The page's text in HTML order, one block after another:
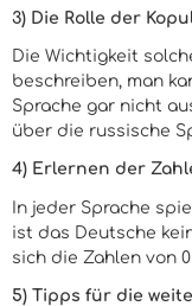
3) Die Rolle der
Die Wichtigkeit
beschreiben, man
Sprache gar nicht
über die russische
4) Erlernen der
In jeder Sprache
ist das Deutsche
sich die Zahlen von
5) Tipps für die